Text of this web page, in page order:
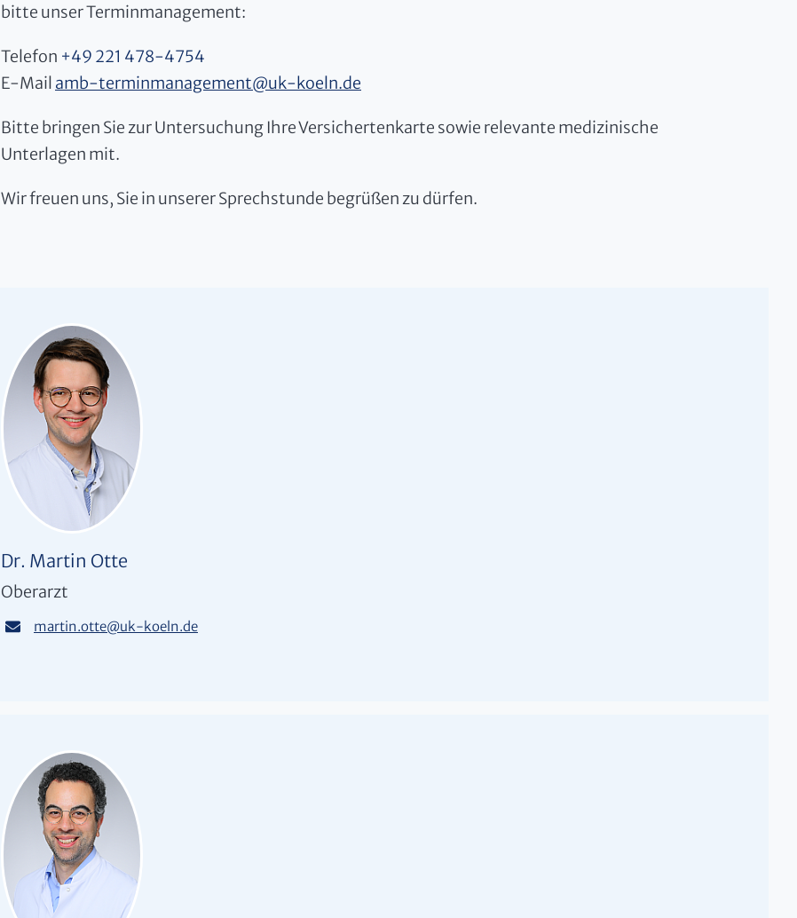
bitte unser Terminmanagement:
Telefon +49 221 478-4754
E-Mail amb-terminmanagement@uk-koeln.de
Bitte bringen Sie zur Untersuchung Ihre Versichertenkarte sowie relevante medizinische
Unterlagen mit.
Wir freuen uns, Sie in unserer Sprechstunde begrüßen zu dürfen.
Dr. Martin Otte
Oberarzt
martin.otte@uk-koeln.de